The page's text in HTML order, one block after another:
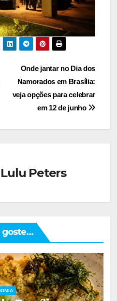
Onde jantar no Dia dos
Namorados em Brasília:
veja opções para celebrar
em 12 de junho
Lulu Peters
goste...